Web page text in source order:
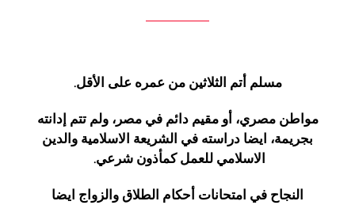
مسلم أتم الثلاثين من عمره على الأقل.
مواطن مصري، أو مقيم دائم في مصر، ولم تتم إدانته
بجريمة، ايضا دراسته في الشريعة الاسلامية والدين
الاسلامي للعمل كمأذون شرعي.
النجاح في امتحانات أحكام الطلاق والزواج ايضا